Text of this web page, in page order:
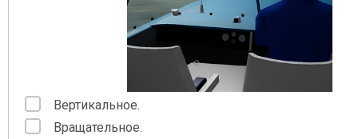
Вертикальное.
Вращательное.